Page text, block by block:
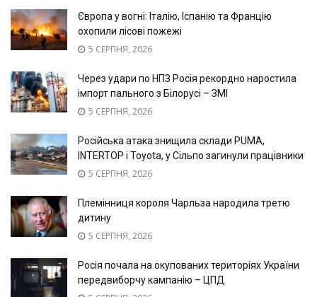
Європа у вогні: Італію, Іспанію та Францію
охопили лісові пожежі
5 СЕРПНЯ, 2026
Через удари по НПЗ Росія рекордно наростила
імпорт пального з Білорусі – ЗМІ
5 СЕРПНЯ, 2026
Російська атака знищила склади PUMA,
INTERTOP і Toyota, у Сільпо загинули працівники
5 СЕРПНЯ, 2026
Племінниця короля Чарльза народила третю
дитину
5 СЕРПНЯ, 2026
Росія почала на окупованих територіях України
передвиборчу кампанію – ЦПД